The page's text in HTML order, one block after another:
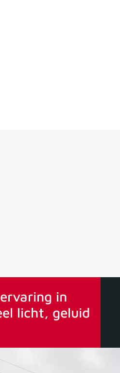
in
licht, geluid